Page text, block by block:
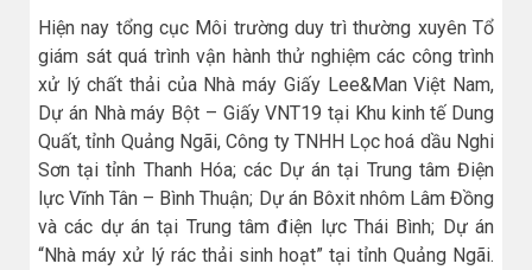
Hiện nay tổng cục Môi trường duy trì thường xuyên Tổ
giám sát quá trình vận hành thử nghiệm các công trình
xử lý chất thải của Nhà máy Giấy Lee&Man Việt Nam,
Dự án Nhà máy Bột – Giấy VNT19 tại Khu kinh tế Dung
Quất, tỉnh Quảng Ngãi, Công ty TNHH Lọc hoá dầu Nghi
Sơn tại tỉnh Thanh Hóa; các Dự án tại Trung tâm Điện
lực Vĩnh Tân – Bình Thuận; Dự án Bôxit nhôm Lâm Đồng
và các dự án tại Trung tâm điện lực Thái Bình; Dự án
“Nhà máy xử lý rác thải sinh hoạt” tại tỉnh Quảng Ngãi.